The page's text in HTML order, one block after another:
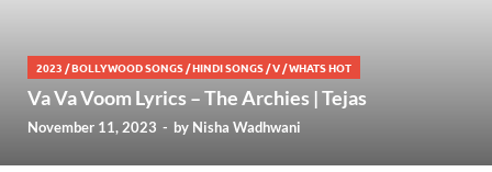
2023 /BOLLYWOOD SONGS /HINDI SONGS /V /WHATS HOT
Va Va Voom Lyrics – The Archies | Tejas
November 11, 2023 - by Nisha Wadhwani